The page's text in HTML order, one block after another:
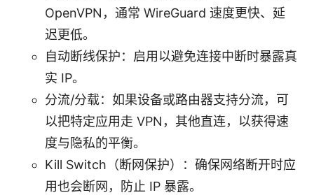
OpenVPN，通常 WireGuard 速度更快、延
迟更低。
自动断线保护：启用以避免连接中断时暴露真
实 IP。
分流/分载：如果设备或路由器支持分流，可
以把特定应用走 VPN，其他直连，以获得速
度与隐私的平衡。
Kill Switch（断网保护）：确保网络断开时应
用也会断网，防止 IP 暴露。